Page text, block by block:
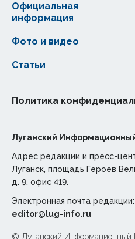
Статьи
Официальная
информация
Фото и видео
Политика
Луганский
Адрес редакции и пресс-
Луганск, площадь Героев
д. 9, офис 419.
Электронная почта редакции:
editor@lug-info.ru
© Луганский Информационный